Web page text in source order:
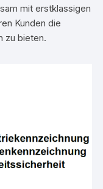
mit erstklassigen
Kunden die
zu bieten.